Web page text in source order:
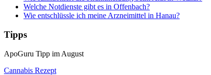
Welche Notdienste gibt es in Offenbach?
Wie entschlüssle ich meine Arzneimittel in Hanau?
Tipps
ApoGuru Tipp im August
Cannabis Rezept